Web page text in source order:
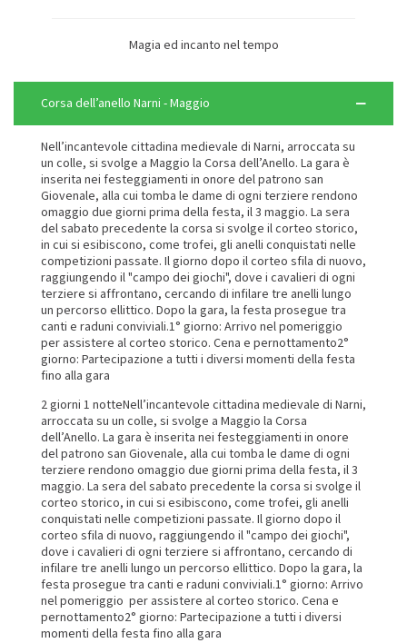
Magia ed incanto nel tempo
Corsa dell’anello Narni - Maggio
Nell’incantevole cittadina medievale di Narni, arroccata su
un colle, si svolge a Maggio la Corsa dell’Anello. La gara è
inserita nei festeggiamenti in onore del patrono san
Giovenale, alla cui tomba le dame di ogni terziere rendono
omaggio due giorni prima della festa, il 3 maggio. La sera
del sabato precedente la corsa si svolge il corteo storico,
in cui si esibiscono, come trofei, gli anelli conquistati nelle
competizioni passate. Il giorno dopo il corteo sfila di nuovo,
raggiungendo il "campo dei giochi", dove i cavalieri di ogni
terziere si affrontano, cercando di infilare tre anelli lungo
un percorso ellittico. Dopo la gara, la festa prosegue tra
canti e raduni conviviali.1° giorno: Arrivo nel pomeriggio
per assistere al corteo storico. Cena e pernottamento2°
giorno: Partecipazione a tutti i diversi momenti della festa
fino alla gara
2 giorni 1 notteNell’incantevole cittadina medievale di Narni,
arroccata su un colle, si svolge a Maggio la Corsa
dell’Anello. La gara è inserita nei festeggiamenti in onore
del patrono san Giovenale, alla cui tomba le dame di ogni
terziere rendono omaggio due giorni prima della festa, il 3
maggio. La sera del sabato precedente la corsa si svolge il
corteo storico, in cui si esibiscono, come trofei, gli anelli
conquistati nelle competizioni passate. Il giorno dopo il
corteo sfila di nuovo, raggiungendo il "campo dei giochi",
dove i cavalieri di ogni terziere si affrontano, cercando di
infilare tre anelli lungo un percorso ellittico. Dopo la gara, la
festa prosegue tra canti e raduni conviviali.1° giorno: Arrivo
nel pomeriggio per assistere al corteo storico. Cena e
pernottamento2° giorno: Partecipazione a tutti i diversi
momenti della festa fino alla gara